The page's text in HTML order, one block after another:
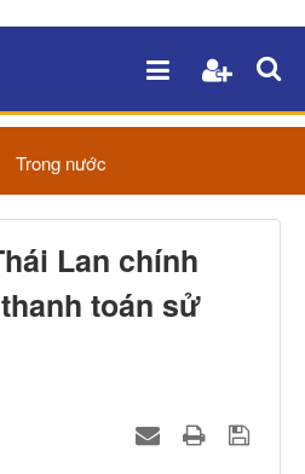
Trong nước
Lan chính
toán sử